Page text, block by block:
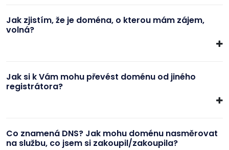
Jak zjistím, že je doména, o kterou mám zájem,
volná?
Jak si k Vám mohu převést doménu od jiného
registrátora?
Co znamená DNS? Jak mohu doménu nasměrovat
na službu, co jsem si zakoupil/zakoupila?